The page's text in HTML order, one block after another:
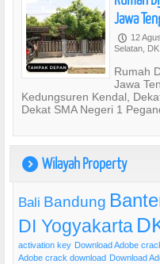
Jawa
P 12
Selatan,
Rumah
Jawa
Kedungsuren Kendal,
Dekat SMA Negeri 1
) Wilayah Property
Bali Bandung
DI Yogyakarta
activation key Download Adobe
Adobe crack download Download